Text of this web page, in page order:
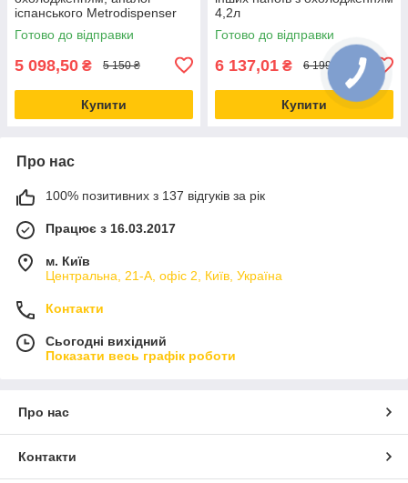
іспанського Metrodispenser
(Метродиспенсер)
Готово до відправки
5 098,50 ₴ 5 150 ₴
Купити
4,2л
Готово до відправки
6 137,01 ₴ 6 199 ₴
Купити
Про нас
100% позитивних з 137 відгуків за рік
Працює з 16.03.2017
м. Київ
Центральна, 21-А, офіс 2, Київ, Україна
Контакти
Сьогодні вихідний
Показати весь графік роботи
Про нас
Контакти